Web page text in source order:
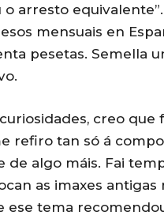
o arresto
mensuais en
pesetas. Semella
creo
refiro tan só á
de algo máis. Fai
as imaxes antigas
ese tema